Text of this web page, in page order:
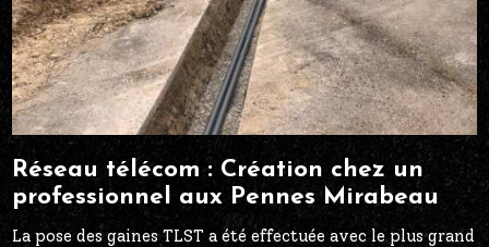
Réseau télécom : Création chez un
professionnel aux Pennes Mirabeau
La pose des gaines TLST a été effectuée avec le plus grand